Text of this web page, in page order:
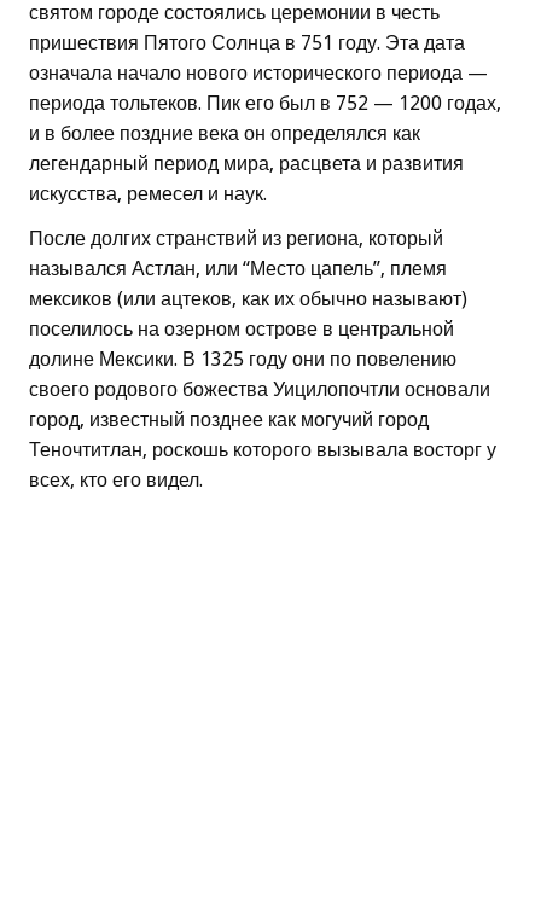
святом городе состоялись церемонии в честь
пришествия Пятого Солнца в 751 году. Эта дата
означала начало нового исторического периода —
периода тольтеков. Пик его был в 752 — 1200 годах,
и в более поздние века он определялся как
легендарный период мира, расцвета и развития
искусства, ремесел и наук.
После долгих странствий из региона, который
назывался Астлан, или “Место цапель”, племя
мексиков (или ацтеков, как их обычно называют)
поселилось на озерном острове в центральной
долине Мексики. В 1325 году они по повелению
своего родового божества Уицилопочтли основали
город, известный позднее как могучий город
Теночтитлан, роскошь которого вызывала восторг у
всех, кто его видел.